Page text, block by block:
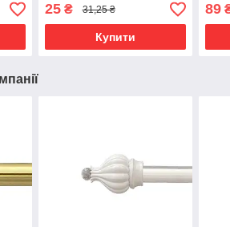
25₴ 31,25 ₴
Купити
89